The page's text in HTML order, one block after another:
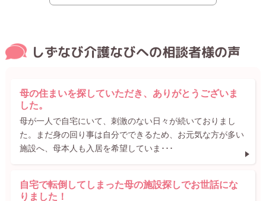
しずなび介護なびへの相談者様の声
母の住まいを探していただき、ありがとうございま
した。
母が一人で自宅にいて、刺激のない日々が続いておりまし
た。まだ身の回り事は自分でできるため、お元気な方が多い
施設へ、母本人も入居を希望していま･･･
自宅で転倒してしまった母の施設探しでお世話にな
りました！